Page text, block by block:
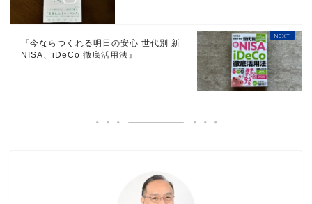
『今ならつくれる明日の安心 世代別 新
NISA、iDeCo 徹底活用法』